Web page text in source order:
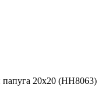
20х20 (HH8063)